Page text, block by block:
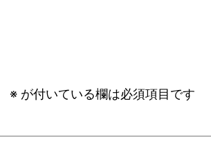
※ が付いている欄は必須項目です